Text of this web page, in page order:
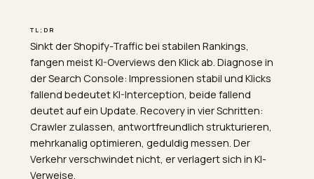
TL;DR
Sinkt der Shopify-Traffic bei stabilen Rankings,
fangen meist KI-Overviews den Klick ab. Diagnose in
der Search Console: Impressionen stabil und Klicks
fallend bedeutet KI-Interception, beide fallend